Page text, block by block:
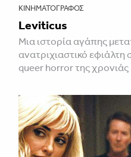
ΚΙΝΗΜΑΤΟΓΡΆΦΟΣ
Leviticus
Μια ιστορία αγάπης
ανατριχιαστικό
queer horror της χρονιάς